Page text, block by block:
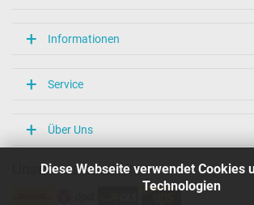
Diese Webseite verwendet Cookies
Technologien
Informationen
Service
Über Uns
Unsere Versandarten